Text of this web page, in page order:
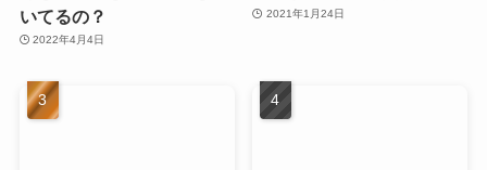
いてるの？
2022年4月4日
2021年1月24日